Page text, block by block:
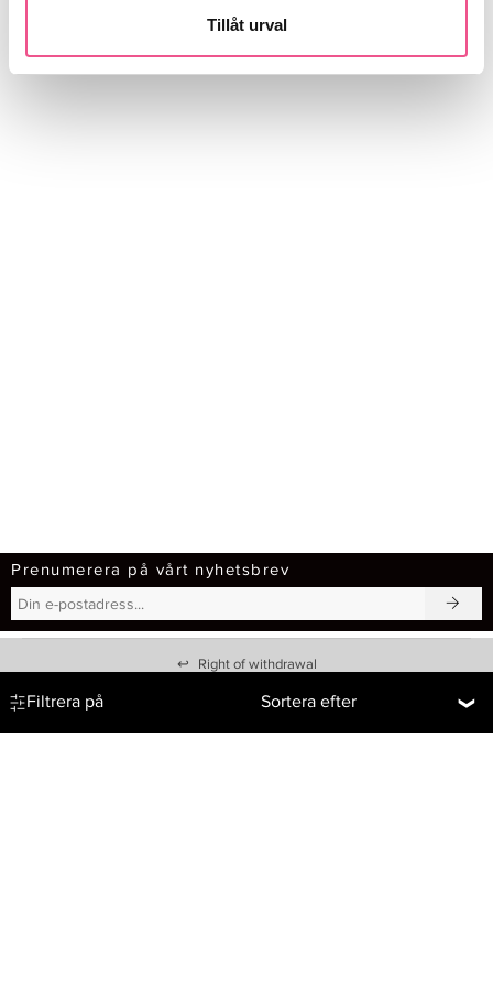
Tillåt urval
Filtrera på Sortera efter
Prenumerera på vårt nyhetsbrev
↩ Right of withdrawal